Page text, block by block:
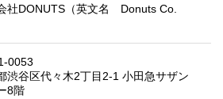
社DONUTS（英文名 Donuts Co.
0053
渋谷区代々木2丁目2-1 小田急サザン
8階